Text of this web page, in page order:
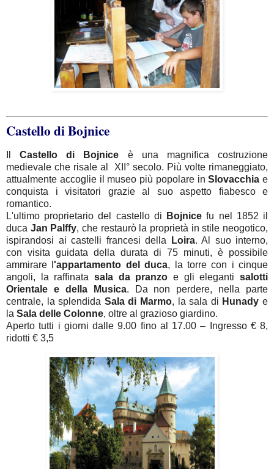
Castello di Bojnice
IlCastello di Bojnice è una magnifica costruzione
medievale che risale al
XII° secolo. Più volte rimaneggiato,
attualmente accoglie il museo più popolare inSlovacchia e
conquista i visitatori grazie al suo aspetto fiabesco e
romantico.
L'ultimo proprietario del castello di
Bojnice fu nel 1852 il
duca Jan Palffy, che restaurò la proprietà in stile neogotico,
ispirandosi ai castelli francesi della
Loira. Al suo interno,
con visita guidata della durata di 75 minuti, è possibile
ammirare l'appartamento del duca, la torre con i cinque
angoli, la raffinata sala da pranzo e gli eleganti salotti
Orientale e della Musica. Da non perdere, nella parte
centrale, la splendida Sala di Marmo, la sala di Hunady e
la Sala delle Colonne, oltre al grazioso giardino.
Aperto tutti i giorni dalle 9.00 fino al 17.00 – Ingresso € 8,
ridotti € 3,5